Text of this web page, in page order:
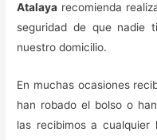
Atalaya recomienda
seguridad de que nadie
nuestro domicilio.
En muchas ocasiones
han robado el bolso o
las recibimos a